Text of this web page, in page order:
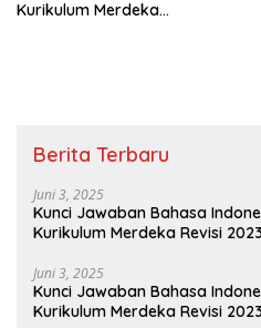
Kurikulum Merdeka
Berita Terbaru
Juni 3, 2025
Kunci Jawaban Bahasa
Kurikulum Merdeka Revisi 2023
Juni 3, 2025
Kunci Jawaban Bahasa
Kurikulum Merdeka Revisi 2023